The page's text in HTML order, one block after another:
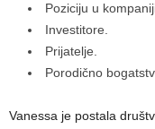
Poziciju u
Investitore.
Prijatelje.
Porodično
Vanessa je postala